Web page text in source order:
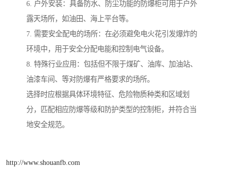
6. 户外安装：具备防水、防尘功能的防爆柜可用于户外
露天场所，如油田、海上平台等。
7. 需要安全配电的场所：在必须避免电火花引发爆炸的
环境中，用于安全分配电能和控制电气设备。
8. 特殊行业应用：包括但不限于煤矿、油库、加油站、
油漆车间、等对防爆有严格要求的场所。
选择时应根据具体环境特征、危险物质种类和区域划
分，匹配相应防爆等级和防护类型的控制柜，并符合当
地安全规范。
http://www.shouanfb.com